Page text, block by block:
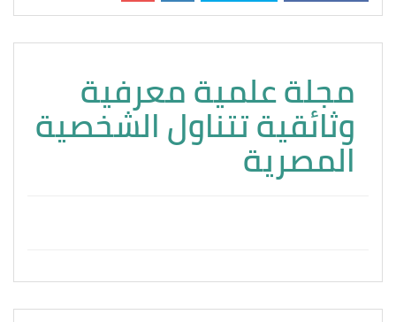
مجلة علمية معرفية
وثائقية تتناول الشخصية
المصرية